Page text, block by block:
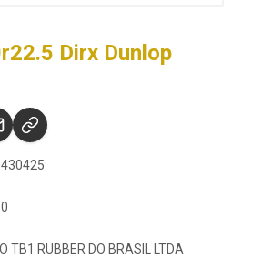
Dirx Dunlop
TB1 RUBBER DO BRASIL LTDA